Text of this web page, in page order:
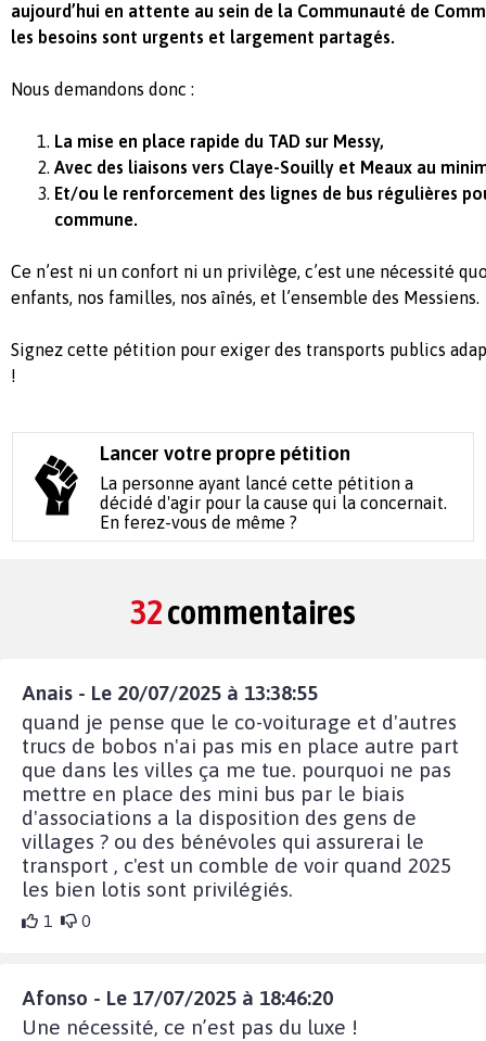
aujourd’hui en attente au sein de la Communauté de
les besoins sont urgents et largement partagés.
Nous demandons donc :
La mise en place rapide du TAD sur Messy,
Avec des liaisons vers Claye-Souilly et Meaux au
Et/ou le renforcement des lignes de bus régulières
commune.
Ce n’est ni un confort ni un privilège, c’est une nécessité
enfants, nos familles, nos aînés, et l’ensemble des Messiens.
Signez cette pétition pour exiger des transports publics
!
Lancer votre propre pétition
La personne ayant lancé cette pétition a
décidé d'agir pour la cause qui la concernait.
En ferez-vous de même ?
32commentaires
Anais - Le 20/07/2025 à 13:38:55
quand je pense que le co-voiturage et d'autres
trucs de bobos n'ai pas mis en place autre part
que dans les villes ça me tue. pourquoi ne pas
mettre en place des mini bus par le biais
d'associations a la disposition des gens de
villages ? ou des bénévoles qui assurerai le
transport , c'est un comble de voir quand 2025
les bien lotis sont privilégiés.
1 0
Afonso - Le 17/07/2025 à 18:46:20
Une nécessité, ce n’est pas du luxe !